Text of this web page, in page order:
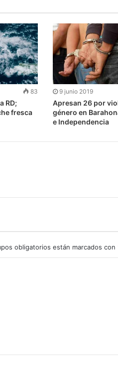
83
RD;
fresca
9 junio 2019
Apresan 26 por
género en
e Independencia
obligatorios están marcados con